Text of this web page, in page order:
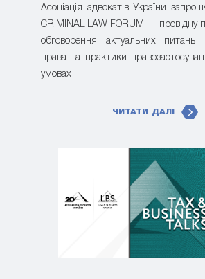
Асоціація адвокатів України
CRIMINAL LAW FORUM — провідну
обговорення актуальних питань
права та практики
умовах
ЧИТАТИ ДАЛІ